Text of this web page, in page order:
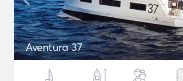
Aventura 37